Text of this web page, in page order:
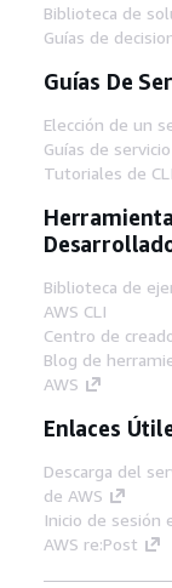
Biblioteca de
Guías de
Guías De
Elección de un
Guías de
Tutoriales de
Biblioteca de
AWS CLI
Centro de
Blog de
AWS
Enlaces
Descarga del
de AWS
Inicio de sesión
AWS re:Post